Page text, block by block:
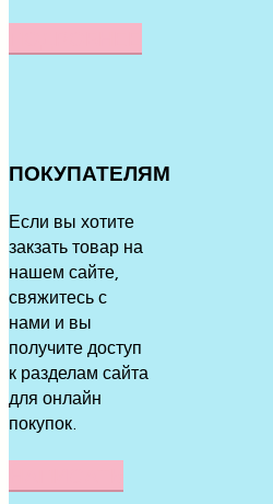
ПОКУПАТЕЛЯМ
Если вы хотите
закзать товар на
нашем сайте,
свяжитесь с
нами и вы
получите доступ
к разделам сайта
для онлайн
покупок.